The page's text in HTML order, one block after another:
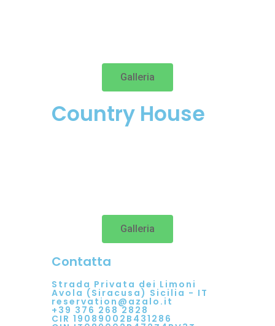
Galleria
Country House
Galleria
Contatta
Strada Privata dei Limoni
Avola (Siracusa) Sicilia - IT
reservation@azalo.i t
+39 376 268 2828
CIR 19089002B431286